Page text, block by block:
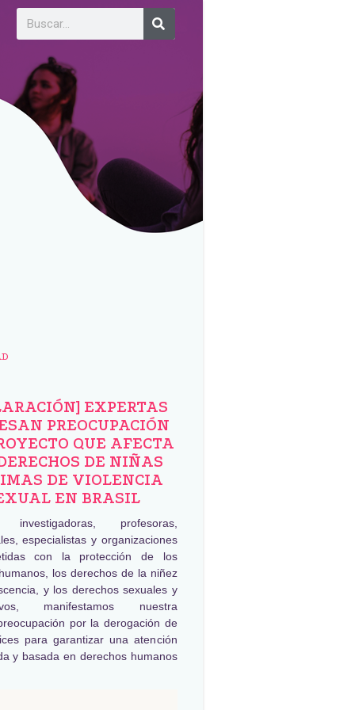
EXPERTAS
PREOCUPACIÓN
QUE AFECTA
DE NIÑAS
DE VIOLENCIA
EN BRASIL
investigadoras, profesoras,
especialistas y organizaciones
con la protección de los
los derechos de la niñez
y los derechos sexuales y
manifestamos nuestra
por la derogación de
para garantizar una atención
y basada en derechos humanos